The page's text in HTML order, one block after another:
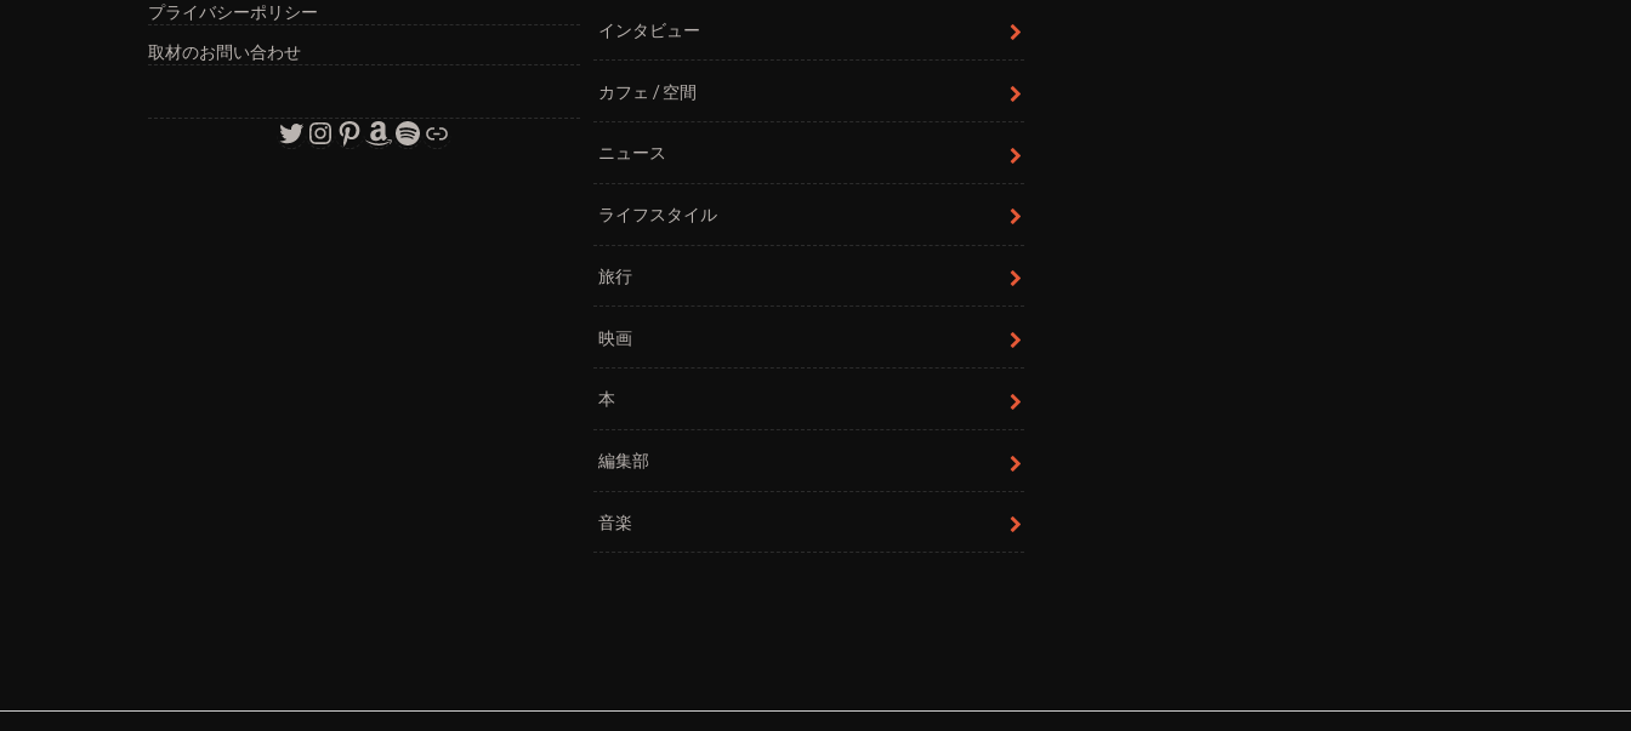
プライバシーポリシー
取材のお問い合わせ
Twitter
Instagram
Pinterest
Amazon
Spotify
リンク
インタビュー
カフェ / 空間
ニュース
ライフスタイル
旅行
映画
本
編集部
音楽